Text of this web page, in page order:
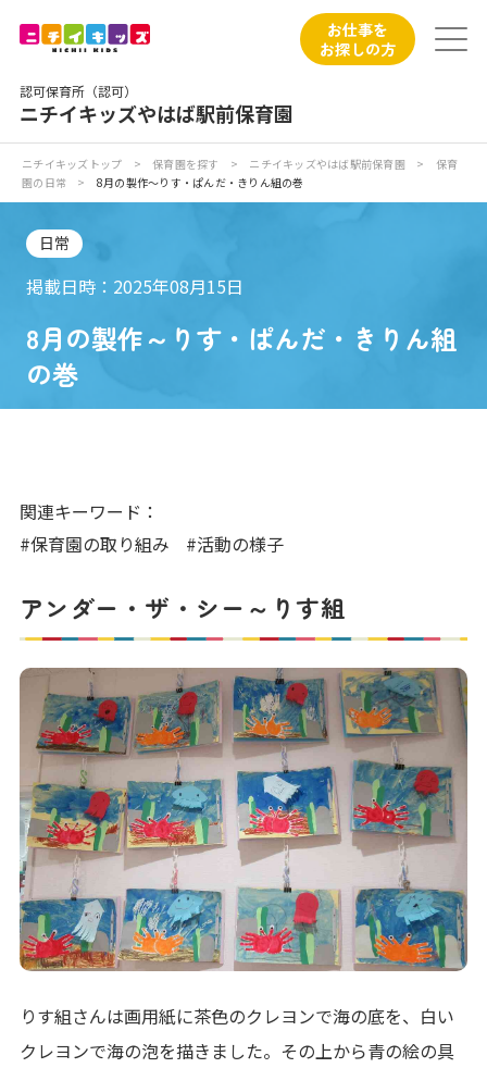
認可保育所（認可）
ニチイキッズやはば駅前保育園
お仕事を
お探しの方
ニチイが大切にしていること
お食事
入園の概要
写真販売サービス
お仕事をお探しの方
よくあるご質問
保育園に関するお問い合わせ
プライバシーポリシー サイトのご利用について
サイトマップ ニチイ学館オフィシャルサイト
ニチイキッズトップ > 保育園を探す > ニチイキッズやはば駅前保育園 >
保育
園の日常
> 8月の製作～りす・ぱんだ・きりん組の巻
日常
掲載日時：2025年08月15日
8月の製作～りす・ぱんだ・きりん組
の巻
関連キーワード：
#保育園の取り組み
#活動の様子
アンダー・ザ・シー～りす組
りす組さんは画用紙に茶色のクレヨンで海の底を、白い
クレヨンで海の泡を描きました。その上から青の絵の具